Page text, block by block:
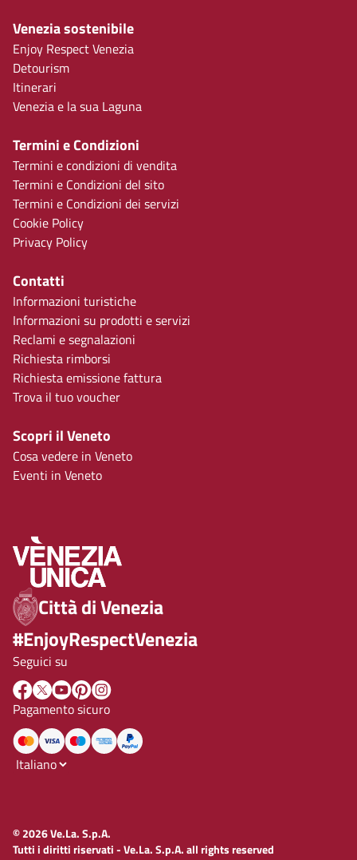
Venezia sostenibile
Enjoy Respect Venezia
Detourism
Itinerari
Venezia e la sua Laguna
Termini e Condizioni
Termini e condizioni di vendita
Termini e Condizioni del sito
Termini e Condizioni dei servizi
Cookie Policy
Privacy Policy
Contatti
Informazioni turistiche
Informazioni su prodotti e servizi
Reclami e segnalazioni
Richiesta rimborsi
Richiesta emissione fattura
Trova il tuo voucher
Scopri il Veneto
Cosa vedere in Veneto
Eventi in Veneto
Città di Venezia
#EnjoyRespectVenezia
Seguici su
Pagamento sicuro
© 2026 Ve.La. S.p.A.
Tutti i diritti riservati - Ve.La. S.p.A. all rights reserved